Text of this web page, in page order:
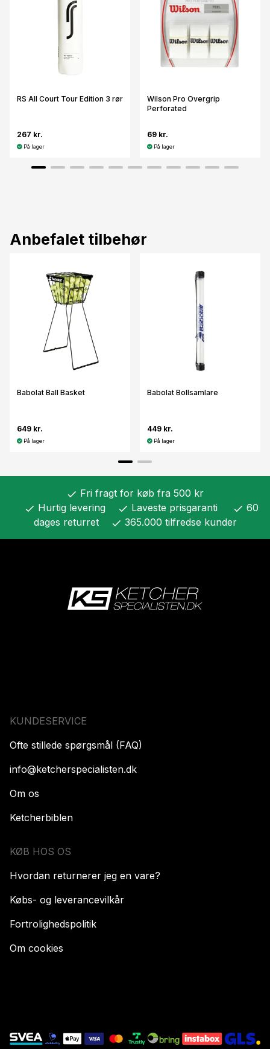
RS All Court Tour Edition 3 rør
267 kr.
På lager
Wilson Pro Overgrip
Perforated
69 kr.
På lager
Anbefalet tilbehør
Babolat Ball Basket
649 kr.
På lager
Babolat Bollsamlare
449 kr.
På lager
check Fri fragt for køb fra 500 kr
check Hurtig levering check Laveste prisgaranti check 60
dages returret
check 365.000 tilfredse kunder
KUNDESERVICE
Ofte stillede spørgsmål (FAQ)
info@ketcherspecialisten.dk
Om os
Ketcherbiblen
KØB HOS OS
Hvordan returnerer jeg en vare?
Købs- og leverancevilkår
Fortrolighedspolitik
Om cookies